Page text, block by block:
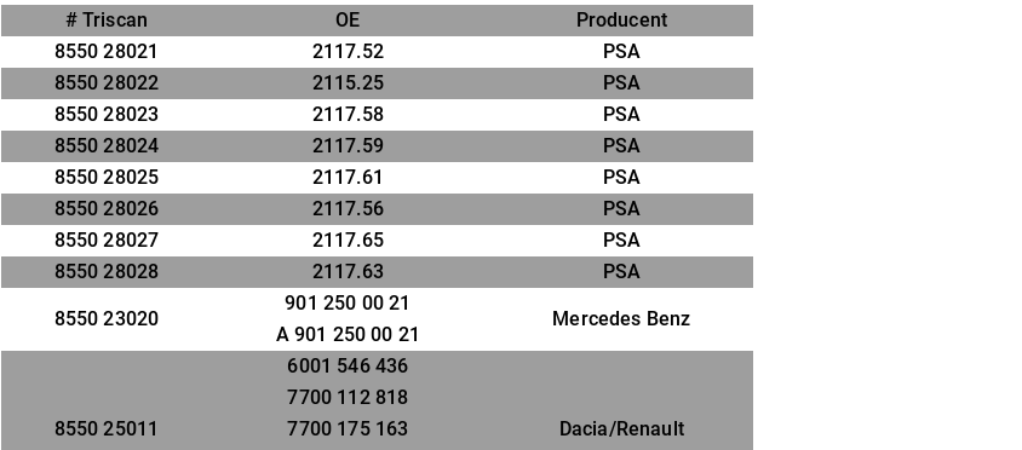
# Triscan OE
Producent
8550 28021
2117.52
PSA
8550 28022
2115.25
PSA
8550 28023
2117.58
PSA
8550 28024
2117.59
PSA
8550 28025
2117.61
PSA
8550 28026
2117.56
PSA
8550 28027
2117.65
PSA
8550 28028
2117.63 PSA
8550 23020
901 250 00 21
A 901 250 00 21
Mercedes Benz
8550 25011
6001 546 436
7700 112 818
7700 175 163
Dacia/Renault